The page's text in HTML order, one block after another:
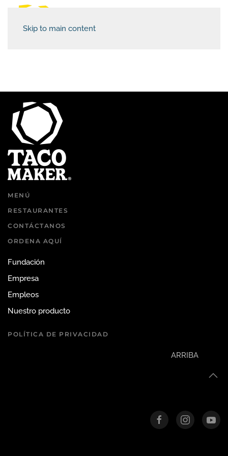
Skip to main content
MENÚ
RESTAURANTES
CONTÁCTANOS
ORDENA AQUÍ
Fundación
Empresa
Empleos
Nuestro producto
POLÍTICA DE PRIVACIDAD
ARRIBA